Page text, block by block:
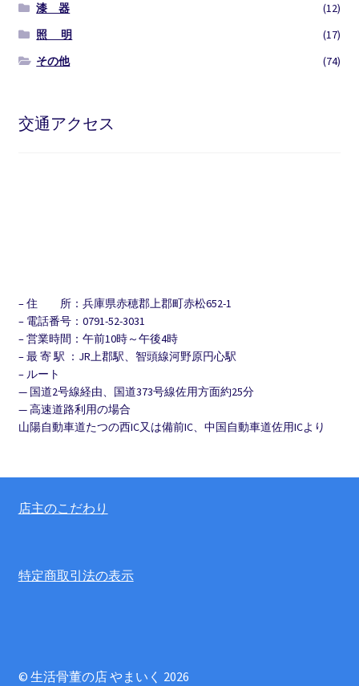
漆 器
(12)
照 明
(17)
その他
(74)
交通アクセス
– 住 所：兵庫県赤穂郡上郡町赤松652-1
– 電話番号：0791-52-3031
– 営業時間：午前10時～午後4時
– 最 寄 駅 ：JR上郡駅、智頭線河野原円心駅
– ルート
— 国道2号線経由、国道373号線佐用方面約25分
— 高速道路利用の場合
山陽自動車道たつの西IC又は備前IC、中国自動車道佐用ICより
店主のこだわり
特定商取引法の表示
© 生活骨董の店 やまいく 2026